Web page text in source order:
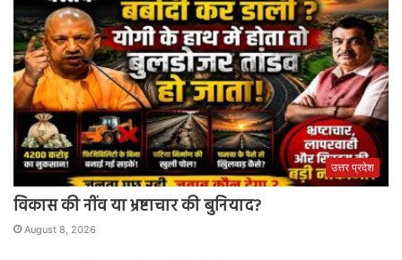
उत्तर प्रदेश
विकास की नींव या भ्रष्टाचार की बुनियाद?
August 8, 2026